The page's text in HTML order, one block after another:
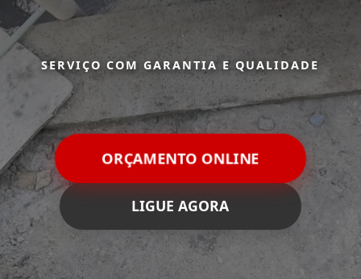
SERVIÇO COM GARANTIA E QUALIDADE
ORÇAMENTO ONLINE
LIGUE AGORA